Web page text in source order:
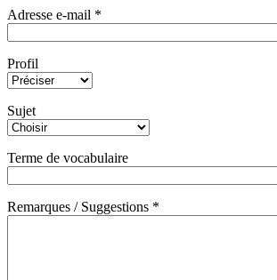
Adresse e-mail *
Profil
Sujet
Terme de vocabulaire
Remarques / Suggestions *